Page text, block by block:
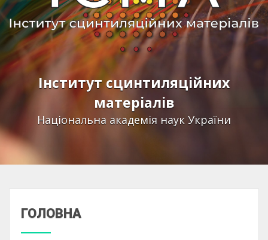
Інститут сцинтиляційних
матеріалів
Національна академія наук України
ГОЛОВНА